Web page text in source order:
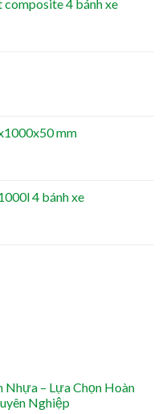
4 bánh xe
mm
4 bánh xe
Nhựa – Lựa Chọn Hoàn
Nghiệp